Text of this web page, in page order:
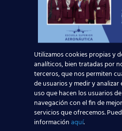
Asistente al Despachador de Vuelo
Emergencia Sanitaria Auxiliar
centro aeronáutico de Madrid
trabajo azafata de vuelo
Operadores de Centros de
Compañías aérea garantía de
formación de calidad Azafato/a
título de TCP expansión
prácticas en el aeropuerto
Utilizamos cookies propias y
analíticos, bien tratadas por
terceros, que nos permiten
de usuarios y medir y
uso que hacen los usuarios
navegación con el fin de
servicios que ofrecemos.
informaciónaquí.